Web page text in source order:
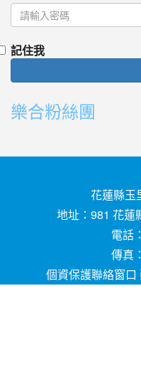
記住我
樂合粉絲團
花蓮縣玉
地址：981 花蓮
電話
傳真
個資保護聯絡窗